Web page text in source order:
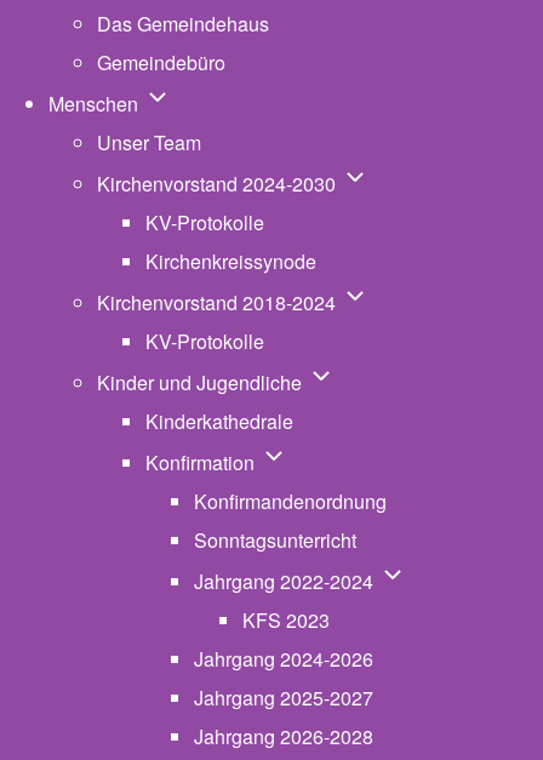
Das Gemeindehaus
Gemeindebüro
Menschen Unternavigation von Menschen
Unser Team
Kirchenvorstand 2024-2030 Unternavigation von
KV-Protokolle
Kirchenkreissynode
Kirchenvorstand 2018-2024 Unternavigation von
KV-Protokolle
Kinder und Jugendliche Unternavigation von
Kinderkathedrale
Konfirmation Unternavigation von
Konfirmandenordnung
Sonntagsunterricht
Jahrgang 2022-2024 Unternavigation
KFS 2023
Jahrgang 2024-2026
Jahrgang 2025-2027
Jahrgang 2026-2028